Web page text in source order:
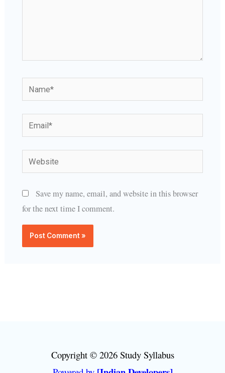
Name*
Email*
Website
Save my name, email, and website in this browser
for the next time I comment.
Copyright © 2026 Study Syllabus